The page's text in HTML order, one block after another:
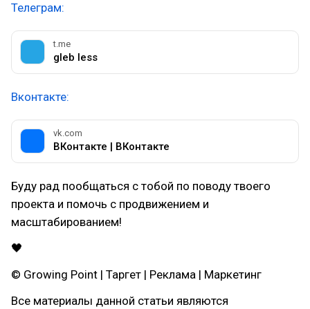
Телеграм:
t.me
gleb less
Вконтакте:
vk.com
ВКонтакте | ВКонтакте
Буду рад пообщаться с тобой по поводу твоего
проекта и помочь с продвижением и
масштабированием!
🖤
© Growing Point | Таргет | Реклама | Маркетинг
Все материалы данной статьи являются